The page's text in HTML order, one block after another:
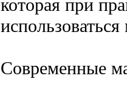
которая при
Современные